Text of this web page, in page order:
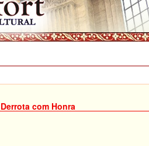
Derrota com Honra